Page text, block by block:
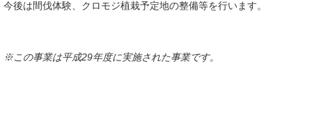
今後は間伐体験、クロモジ植栽予定地の整備等を行います。
※この事業は平成29年度に実施された事業です。